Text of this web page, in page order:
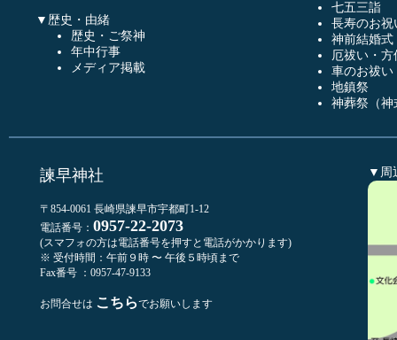
▼歴史・由緒
歴史・ご祭神
年中行事
メディア掲載
七五三詣
長寿のお祝
神前結婚式
厄祓い・方
車のお祓い
地鎮祭
神葬祭（神
諫早神社
〒854-0061 長崎県諫早市宇都町1-12
電話番号： 0957-22-2073
(スマフォの方は電話番号を押すと電話がかかります)
※ 受付時間：午前９時 〜 午後５時頃まで
Fax番号 ：0957-47-9133
お問合せは こちらでお願いします
▼周